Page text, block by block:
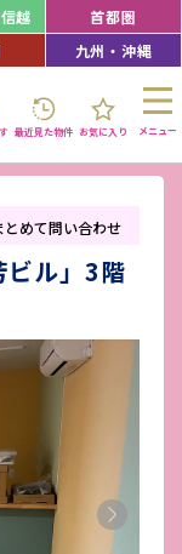
越
首都圏
九州・沖縄
最近見た物件 お気に入り メニュー
とめて問い合わせ
ビル」3階